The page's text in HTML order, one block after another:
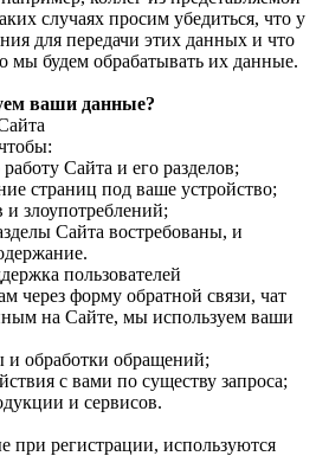
случаях просим убедиться, что у
для передачи этих данных и что
мы будем обрабатывать их данные.
ваши данные?
Сайта и его разделов;
страниц под ваше устройство;
и злоупотреблений;
Сайта востребованы, и
пользователей
через форму обратной связи, чат
на Сайте, мы используем ваши
и обработки обращений;
с вами по существу запроса;
и сервисов.
при регистрации, используются